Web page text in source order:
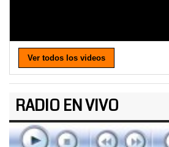
Ver todos los videos
RADIO EN VIVO